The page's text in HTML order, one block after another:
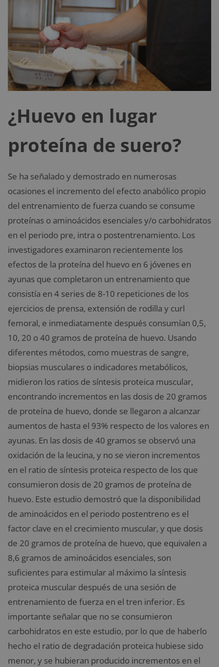
¿Huevo en lugar
proteína de suero?
Se ha señalado y demostrado en numerosas
ocasiones el incremento del efecto anabólico propio
del entrenamiento de fuerza cuando se consume
proteínas o aminoácidos esenciales y/o carbohidratos
en el periodo pre, intra o postentrenamiento. Los
investigadores examinaron recientemente los
efectos de la proteína del huevo en 6 jóvenes en
ayunas que completaron un entrenamiento que
consistía en 4 series de 8-10 repeticiones de los
ejercicios de prensa, extensión de rodilla y curl
femoral, e inmediatamente después consumían 0,5,
10, 20 o 40 gramos de proteína de huevo. Usando
diferentes métodos, como muestras de sangre,
biopsias musculares o indicadores metabólicos,
midieron los ratios de síntesis proteica muscular,
encontrando incrementos en las dosis de 20 gramos
de proteína de huevo, donde se llegaron a alcanzar
aumentos de hasta el 93% respecto de los valores en
ayunas. En las dosis de 40 gramos se observó una
oxidación de la leucina, y no se vieron incrementos
en el ratio de síntesis proteica respecto de los que
consumieron dosis de 20 gramos de proteína de
huevo. Este estudio demostró que la disponibilidad
de aminoácidos en el periodo postentreno es el
factor clave en el crecimiento muscular, y que dosis
de 20 gramos de proteína de huevo, que equivalen a
8,6 gramos de aminoácidos esenciales, son
suficientes para estimular al máximo la síntesis
proteica muscular después de una sesión de
entrenamiento de fuerza en el tren inferior. Es
importante señalar que no se consumieron
carbohidratos en este estudio, por lo que de haberlo
hecho el ratio de degradación proteica hubiese sido
menor, y se hubieran producido incrementos en el